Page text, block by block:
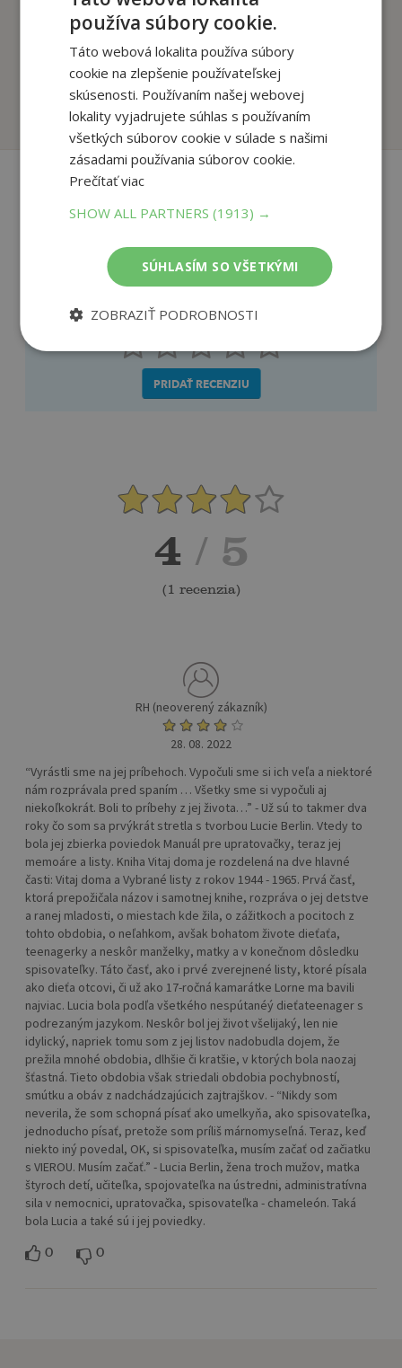
Rozhovory so
Sigmundom Freudom
Thomas D.M.
Na sklade
Aj keď sa všetko
skončí
Liljestrand Jens
Na sklade
Recenzie čitateľov
Napíšte recenziu a môžete vyhrať
Ako sa vám páčila kniha?
PRIDAŤ RECENZIU
4 / 5
(1 recenzia)
RH (neoverený zákazník)
28. 08. 2022
“Vyrástli sme na jej príbehoch. Vypočuli sme si ich veľa a niektoré
nám rozprávala pred spaním … Všetky sme si vypočuli aj
niekoľkokrát. Boli to príbehy z jej života…” - Už sú to takmer dva
roky čo som sa prvýkrát stretla s tvorbou Lucie Berlin. Vtedy to
bola jej zbierka poviedok Manuál pre upratovačky, teraz jej
memoáre a listy. Kniha Vitaj doma je rozdelená na dve hlavné
časti: Vitaj doma a Vybrané listy z rokov 1944 - 1965. Prvá časť,
ktorá prepožičala názov i samotnej knihe, rozpráva o jej detstve
a ranej mladosti, o miestach kde žila, o zážitkoch a pocitoch z
tohto obdobia, o neľahkom, avšak bohatom živote dieťaťa,
teenagerky a neskôr manželky, matky a v konečnom dôsledku
spisovateľky. Táto časť, ako i prvé zverejnené listy, ktoré písala
ako dieťa otcovi, či už ako 17-ročná kamarátke Lorne ma bavili
najviac. Lucia bola podľa všetkého nespútanéý dieťateenager s
podrezaným jazykom. Neskôr bol jej život všelijaký, len nie
idylický, napriek tomu som z jej listov nadobudla dojem, že
prežila mnohé obdobia, dlhšie či kratšie, v ktorých bola naozaj
šťastná. Tieto obdobia však striedali obdobia pochybností,
smútku a obáv z nadchádzajúcich zajtrajškov. - “Nikdy som
neverila, že som schopná písať ako umelkyňa, ako spisovateľka,
jednoducho písať, pretože som príliš márnomyseľná. Teraz, keď
niekto iný povedal, OK, si spisovateľka, musím začať od začiatku
s VIEROU. Musím začať.” - Lucia Berlin, žena troch mužov, matka
štyroch detí, učiteľka, spojovateľka na ústredni, administratívna
sila v nemocnici, upratovačka, spisovateľka - chameleón. Taká
bola Lucia a také sú i jej poviedky.
0 0
používa súbory cookie.
Táto webová lokalita používa súbory
cookie na zlepšenie používateľskej
skúsenosti. Používaním našej webovej
lokality vyjadrujete súhlas s používaním
všetkých súborov cookie v súlade s našimi
zásadami používania súborov cookie.
Prečítať viac
SHOW ALL PARTNERS(1913) →
SÚHLASÍM SO VŠETKÝMI
ZOBRAZIŤ PODROBNOSTI